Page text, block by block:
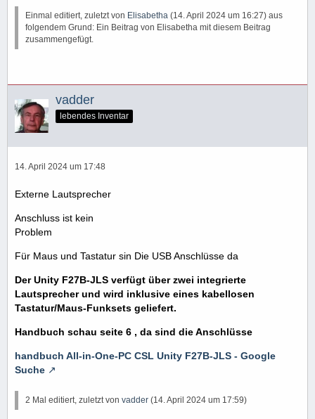
Einmal editiert, zuletzt von Elisabetha (14. April 2024 um 16:27) aus
folgendem Grund: Ein Beitrag von Elisabetha mit diesem Beitrag
zusammengefügt.
vadder
lebendes Inventar
14. April 2024 um 17:48
Externe Lautsprecher
Anschluss ist kein
Problem
Für Maus und Tastatur sin Die USB Anschlüsse da
Der Unity F27B-JLS verfügt über zwei integrierte
Lautsprecher und wird inklusive eines kabellosen
Tastatur/Maus-Funksets geliefert.
Handbuch schau seite 6 , da sind die Anschlüsse
handbuch All-in-One-PC CSL Unity F27B-JLS - Google
Suche
2 Mal editiert, zuletzt von vadder (14. April 2024 um 17:59)